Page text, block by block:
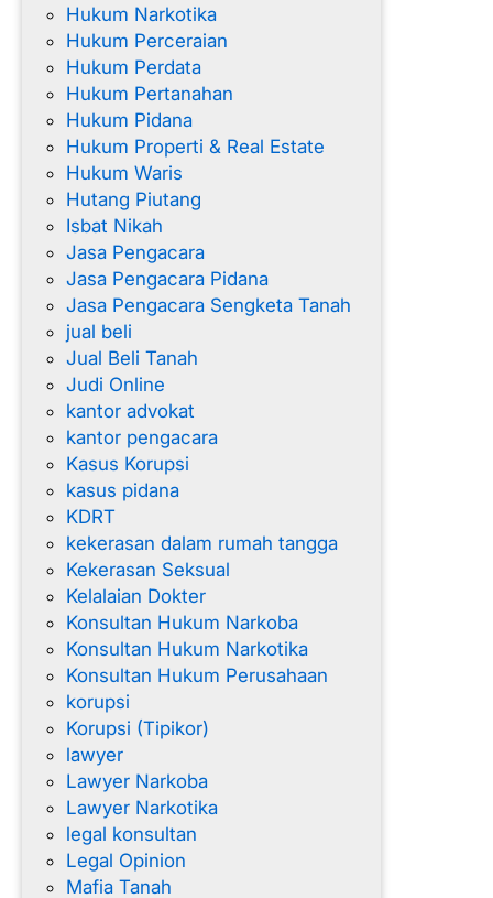
Hukum Narkotika
Hukum Perceraian
Hukum Perdata
Hukum Pertanahan
Hukum Pidana
Hukum Properti & Real Estate
Hukum Waris
Hutang Piutang
Isbat Nikah
Jasa Pengacara
Jasa Pengacara Pidana
Jasa Pengacara Sengketa Tanah
jual beli
Jual Beli Tanah
Judi Online
kantor advokat
kantor pengacara
Kasus Korupsi
kasus pidana
KDRT
kekerasan dalam rumah tangga
Kekerasan Seksual
Kelalaian Dokter
Konsultan Hukum Narkoba
Konsultan Hukum Narkotika
Konsultan Hukum Perusahaan
korupsi
Korupsi (Tipikor)
lawyer
Lawyer Narkoba
Lawyer Narkotika
legal konsultan
Legal Opinion
Mafia Tanah